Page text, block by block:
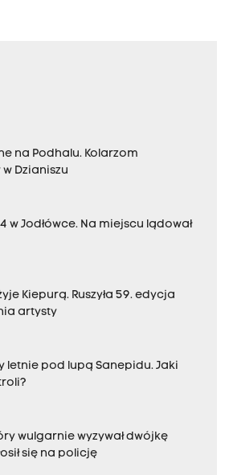
na Podhalu. Kolarzom
Dzianiszu
w Jodłówce. Na miejscu lądował
Kiepurą. Ruszyła 59. edycja
artysty
letnie pod lupą Sanepidu. Jaki
wulgarnie wyzywał dwójkę
się na policję